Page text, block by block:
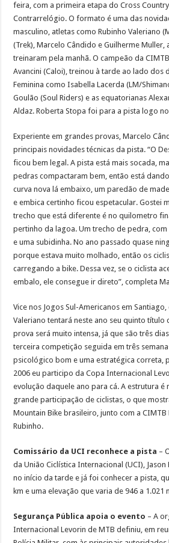
feira, com a primeira etapa do Cross
Contrarrelógio. O formato é uma das
masculino, atletas como Rubinho Valeriano
(Trek), Marcelo Cândido e Guilherme Muller,
treinaram pela manhã. O campeão da
Avancini (Caloi), treinou à tarde ao lado dos
Feminina como Isabella Lacerda (LM/
Goulão (Soul Riders) e as equatorianas
Aldaz. Roberta Stopa foi para a pista logo
Experiente em grandes provas, Marcelo
principais novidades técnicas da pista. “O
ficou bem legal. A pista está mais socada,
pedras compactaram bem, então está
curva nova lá embaixo, um paredão de
e embica certinho ficou espetacular. Gostei
trecho que está diferente é no quilometro
pertinho da lagoa. Um trecho de pedra,
e uma subidinha. No ano passado quase
porque estava muito molhado, então os
carregando a bike. Dessa vez, se o ciclista
embalo, ele consegue ir direto”, completa
Vice nos Jogos Sul-Americanos em Santiago,
Valeriano tentará neste ano seu quinto título
prova será muito intensa, já que são três
terceira competição seguida em três
psicológico bom e uma estratégica correta,
2006 eu participo da Copa Internacional
evolução daquele ano para cá. A estrutura é
grande participação de ciclistas, o que
Mountain Bike brasileiro, junto com a CIMTB
Rubinho.
Comissário da UCI reconhece a pista –
da União Ciclística Internacional (UCI),
no início da tarde e já foi conhecer a pista,
km e uma elevação que varia de 946 a
Segurança Pública apoia o evento – A
Internacional Levorin de MTB definiu, em